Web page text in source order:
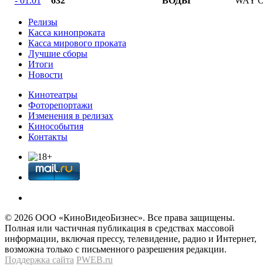
Релизы
Касса кинопроката
Касса мирового проката
Лучшие сборы
Итоги
Новости
Кинотеатры
Фоторепортажи
Изменения в релизах
Кинособытия
Контакты
© 2026 OOО «КиноВидеоБизнес». Все права защищены.
Полная или частичная публикация в средствах массовой
информации, включая прессу, телевидение, радио и Интернет,
возможна только с письменного разрешения редакции.
Поддержка сайта PWEB.ru